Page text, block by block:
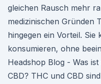
gleichen Rausch mehr
medizinischen Gründen
hingegen ein Vorteil. Sie
konsumieren, ohne
Headshop Blog - Was
CBD? THC und CBD